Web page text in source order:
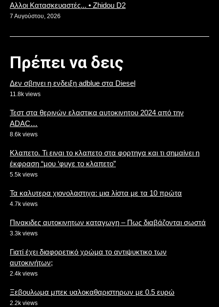
Αλλοι Κατασκευαστές... • Zhidou D2
7 Αυγούστου, 2026
Πρέπει να δεις
Δεν σβηνει η ενδειξη adblue στα Diesel
11.8k views
Τεστ στα θερινών ελαστικα αυτοκινητου 2024 από την
ADAC…
8.6k views
Κλαπετο. Τι ειναι το κλαπετο στα φορτηγα και τι σημαίνει η
έκφραση “μου ‘φυγε το κλαπετο”
5.5k views
Τα καλυτερα χιονολαστιχα: μια λίστα με τα 10 πρώτα
4.7k views
Πινακιδες αυτοκινητων καταγωγη – Πως διαβάζονται σωστά
3.3k views
Γιατί έχει διαφορετικό χρώμα το αντιψυκτικο των
αυτοκινήτων;
2.4k views
Ξεβουλωμα μπεκ υαλοκαθαριστηρων με 0.5 ευρώ
2.2k views